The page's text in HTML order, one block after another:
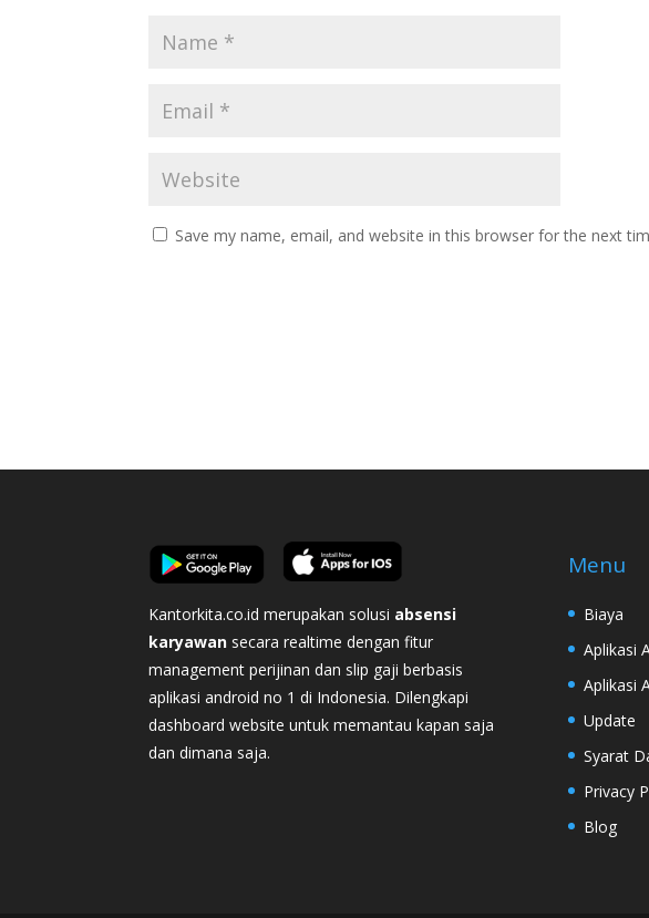
Save my name, email, and website in this browser for the next
Kantorkita.co.id merupakan solusi absensi
karyawan secara realtime dengan fitur
management perijinan dan slip gaji berbasis
aplikasi android no 1 di Indonesia. Dilengkapi
dashboard website untuk memantau kapan saja
dan dimana saja.
Menu
Biaya
Aplikasi
Aplikasi
Update
Syarat
Privacy
Blog